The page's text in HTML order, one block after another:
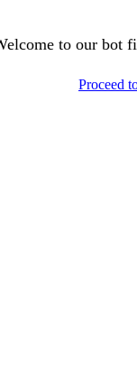
to our bot
Proceed